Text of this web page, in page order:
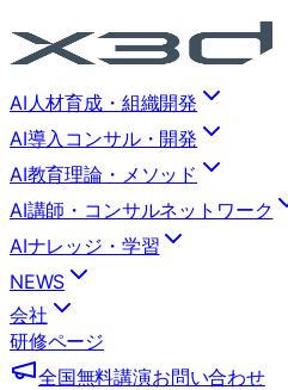
AI人材育成・組織開発
AI導入コンサル・開発
AI教育理論・メソッド
AI講師・コンサルネットワーク
AIナレッジ・学習
NEWS
会社
研修ページ
全国無料講演お問い合わせ